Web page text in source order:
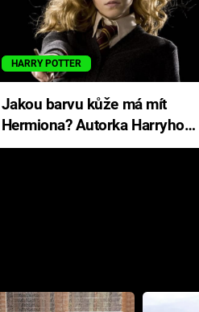
HARRY POTTER
Jakou barvu kůže má mít
Hermiona? Autorka Harryho
Pottera přišla s ráznou